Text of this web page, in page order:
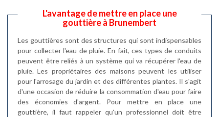
L'avantage de mettre en place une
gouttière à Brunembert
Les gouttières sont des structures qui sont indispensables
pour collecter l'eau de pluie. En fait, ces types de conduits
peuvent être reliés à un système qui va récupérer l'eau de
pluie. Les propriétaires des maisons peuvent les utiliser
pour l'arrosage du jardin et des différentes plantes. Il s'agit
d'une occasion de réduire la consommation d'eau pour faire
des économies d'argent. Pour mettre en place une
gouttière, il faut rappeler qu'un professionnel doit être